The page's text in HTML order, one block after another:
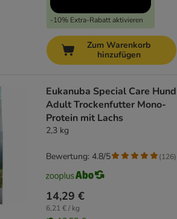
-10% Extra-Rabatt aktivieren
Zum Warenkorb
hinzufügen
Eukanuba Special Care Hund
Adult Trockenfutter Mono-
Protein mit Lachs
2,3 kg
14,29 €
6,21 € / kg
Bewertung: 4.8/5 (126)